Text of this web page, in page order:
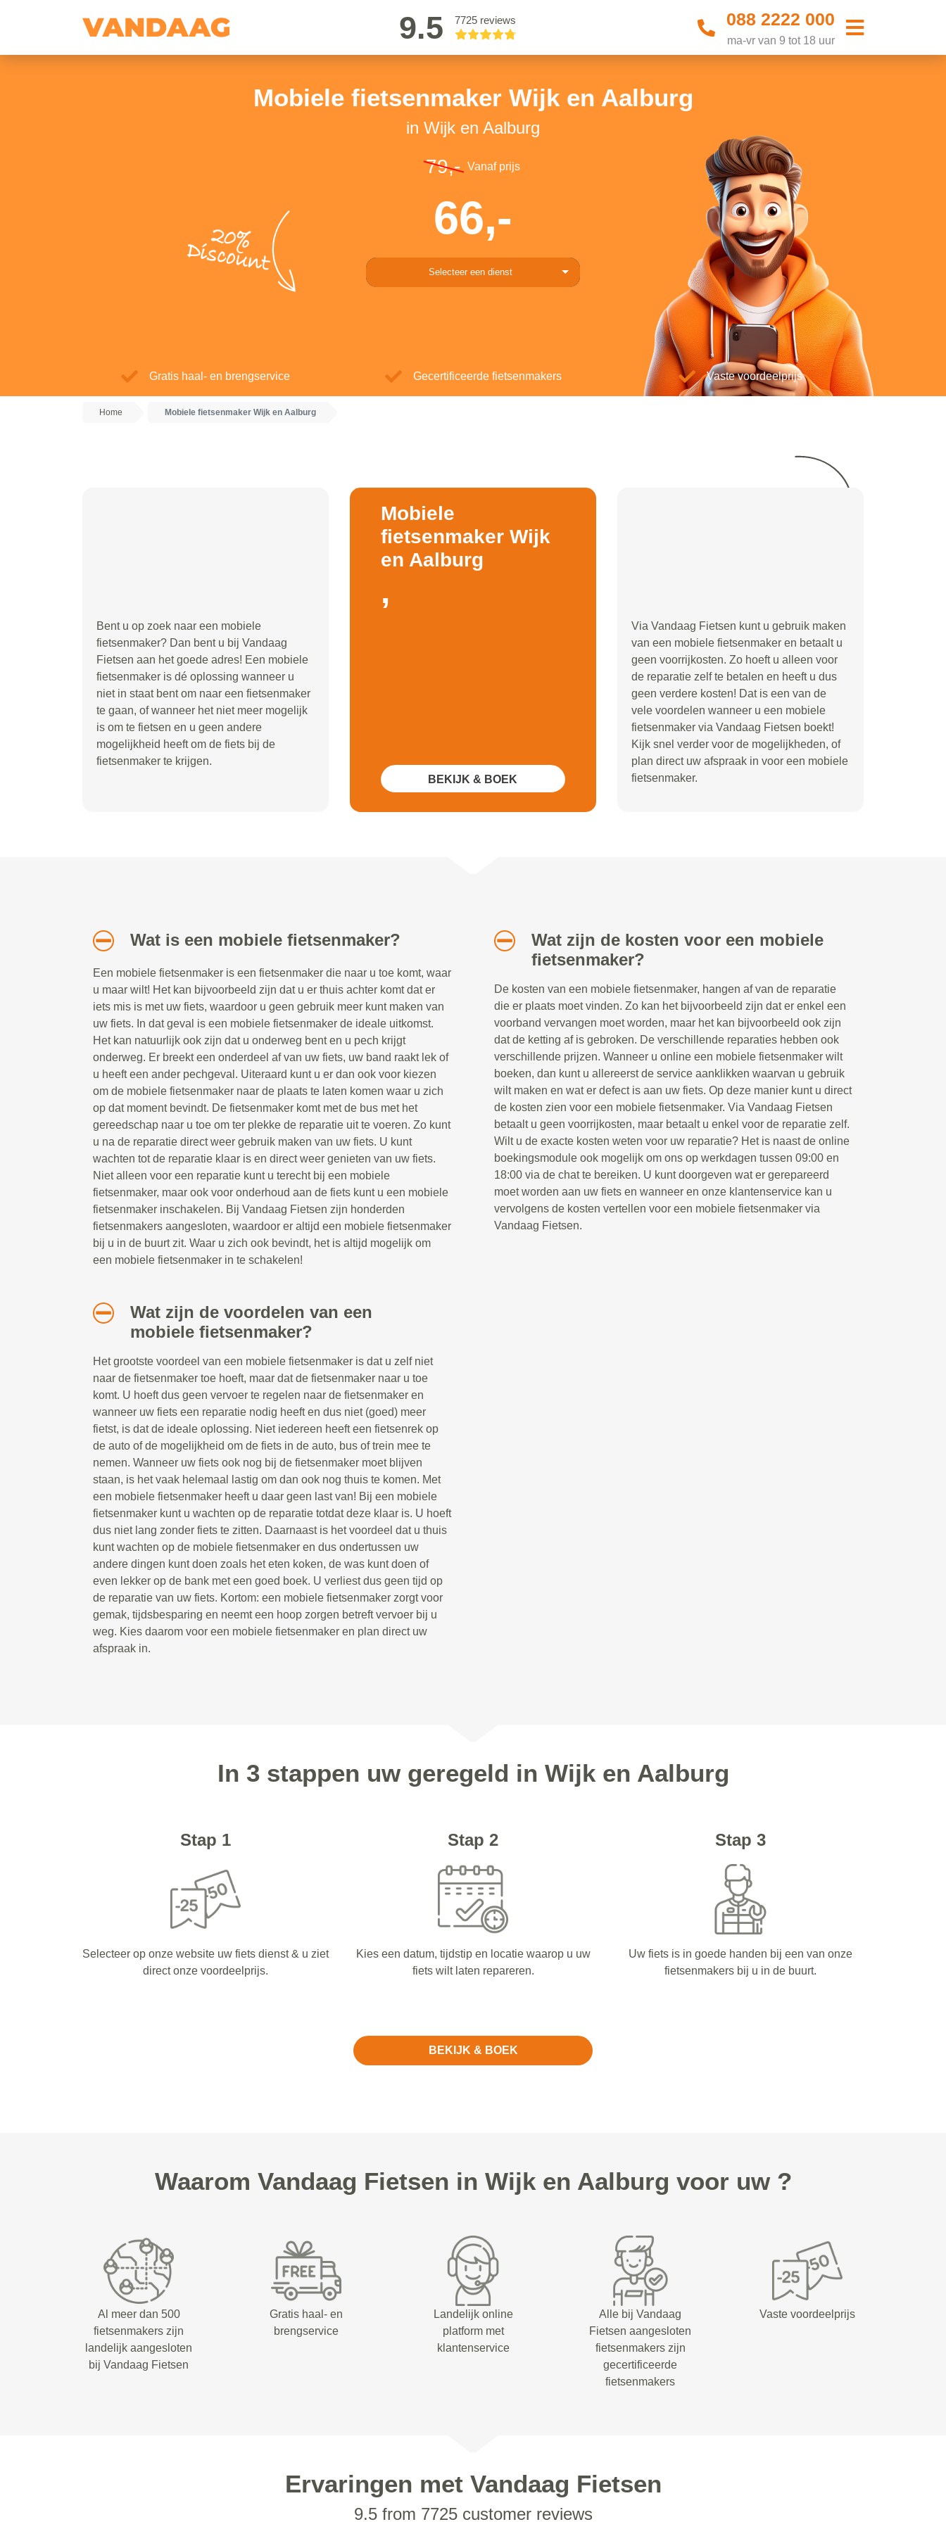
9.5 7725 reviews 088 2222 000
ma-vr van 9 tot 18 uur
Mobiele fietsenmaker Wijk en Aalburg
in Wijk en Aalburg
20%
Discount
79,- Vanaf prijs
66,-
Selecteer een dienst
Gratis haal- en brengservice Gecertificeerde fietsenmakers Vaste voordeelprijs
Home Mobiele fietsenmaker Wijk en Aalburg
Bent u op zoek naar een mobiele
fietsenmaker? Dan bent u bij Vandaag
Fietsen aan het goede adres! Een mobiele
fietsenmaker is dé oplossing wanneer u
niet in staat bent om naar een fietsenmaker
te gaan, of wanneer het niet meer mogelijk
is om te fietsen en u geen andere
mogelijkheid heeft om de fiets bij de
fietsenmaker te krijgen.
Mobiele
fietsenmaker Wijk
en Aalburg
,
BEKIJK & BOEK
Via Vandaag Fietsen kunt u gebruik maken
van een mobiele fietsenmaker en betaalt u
geen voorrijkosten. Zo hoeft u alleen voor
de reparatie zelf te betalen en heeft u dus
geen verdere kosten! Dat is een van de
vele voordelen wanneer u een mobiele
fietsenmaker via Vandaag Fietsen boekt!
Kijk snel verder voor de mogelijkheden, of
plan direct uw afspraak in voor een mobiele
fietsenmaker.
Wat is een mobiele fietsenmaker?
Een mobiele fietsenmaker is een fietsenmaker die naar u toe komt, waar
u maar wilt! Het kan bijvoorbeeld zijn dat u er thuis achter komt dat er
iets mis is met uw fiets, waardoor u geen gebruik meer kunt maken van
uw fiets. In dat geval is een mobiele fietsenmaker de ideale uitkomst.
Het kan natuurlijk ook zijn dat u onderweg bent en u pech krijgt
onderweg. Er breekt een onderdeel af van uw fiets, uw band raakt lek of
u heeft een ander pechgeval. Uiteraard kunt u er dan ook voor kiezen
om de mobiele fietsenmaker naar de plaats te laten komen waar u zich
op dat moment bevindt. De fietsenmaker komt met de bus met het
gereedschap naar u toe om ter plekke de reparatie uit te voeren. Zo kunt
u na de reparatie direct weer gebruik maken van uw fiets. U kunt
wachten tot de reparatie klaar is en direct weer genieten van uw fiets.
Niet alleen voor een reparatie kunt u terecht bij een mobiele
fietsenmaker, maar ook voor onderhoud aan de fiets kunt u een mobiele
fietsenmaker inschakelen. Bij Vandaag Fietsen zijn honderden
fietsenmakers aangesloten, waardoor er altijd een mobiele fietsenmaker
bij u in de buurt zit. Waar u zich ook bevindt, het is altijd mogelijk om
een mobiele fietsenmaker in te schakelen!
Wat zijn de voordelen van een
mobiele fietsenmaker?
Het grootste voordeel van een mobiele fietsenmaker is dat u zelf niet
naar de fietsenmaker toe hoeft, maar dat de fietsenmaker naar u toe
komt. U hoeft dus geen vervoer te regelen naar de fietsenmaker en
wanneer uw fiets een reparatie nodig heeft en dus niet (goed) meer
fietst, is dat de ideale oplossing. Niet iedereen heeft een fietsenrek op
de auto of de mogelijkheid om de fiets in de auto, bus of trein mee te
nemen. Wanneer uw fiets ook nog bij de fietsenmaker moet blijven
staan, is het vaak helemaal lastig om dan ook nog thuis te komen. Met
een mobiele fietsenmaker heeft u daar geen last van! Bij een mobiele
fietsenmaker kunt u wachten op de reparatie totdat deze klaar is. U hoeft
dus niet lang zonder fiets te zitten. Daarnaast is het voordeel dat u thuis
kunt wachten op de mobiele fietsenmaker en dus ondertussen uw
andere dingen kunt doen zoals het eten koken, de was kunt doen of
even lekker op de bank met een goed boek. U verliest dus geen tijd op
de reparatie van uw fiets. Kortom: een mobiele fietsenmaker zorgt voor
gemak, tijdsbesparing en neemt een hoop zorgen betreft vervoer bij u
weg. Kies daarom voor een mobiele fietsenmaker en plan direct uw
afspraak in.
Wat zijn de kosten voor een mobiele
fietsenmaker?
De kosten van een mobiele fietsenmaker, hangen af van de reparatie
die er plaats moet vinden. Zo kan het bijvoorbeeld zijn dat er enkel een
voorband vervangen moet worden, maar het kan bijvoorbeeld ook zijn
dat de ketting af is gebroken. De verschillende reparaties hebben ook
verschillende prijzen. Wanneer u online een mobiele fietsenmaker wilt
boeken, dan kunt u allereerst de service aanklikken waarvan u gebruik
wilt maken en wat er defect is aan uw fiets. Op deze manier kunt u direct
de kosten zien voor een mobiele fietsenmaker. Via Vandaag Fietsen
betaalt u geen voorrijkosten, maar betaalt u enkel voor de reparatie zelf.
Wilt u de exacte kosten weten voor uw reparatie? Het is naast de online
boekingsmodule ook mogelijk om ons op werkdagen tussen 09:00 en
18:00 via de chat te bereiken. U kunt doorgeven wat er gerepareerd
moet worden aan uw fiets en wanneer en onze klantenservice kan u
vervolgens de kosten vertellen voor een mobiele fietsenmaker via
Vandaag Fietsen.
In 3 stappen uw geregeld in Wijk en Aalburg
Stap 1
Selecteer op onze website uw fiets dienst & u ziet
direct onze voordeelprijs.
Stap 2
Kies een datum, tijdstip en locatie waarop u uw
fiets wilt laten repareren.
Stap 3
Uw fiets is in goede handen bij een van onze
fietsenmakers bij u in de buurt.
BEKIJK & BOEK
Waarom Vandaag Fietsen in Wijk en Aalburg voor uw ?
Al meer dan 500
fietsenmakers zijn
landelijk aangesloten
bij Vandaag Fietsen
Gratis haal- en
brengservice
Landelijk online
platform met
klantenservice
Alle bij Vandaag
Fietsen aangesloten
fietsenmakers zijn
gecertificeerde
fietsenmakers
Vaste voordeelprijs
Ervaringen met Vandaag Fietsen
9.5 from 7725 customer reviews